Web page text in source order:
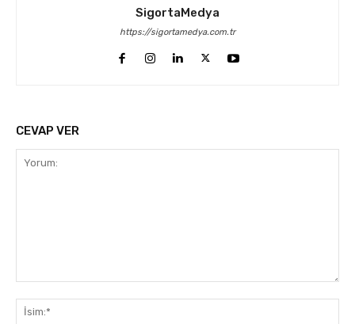
SigortaMedya
https://sigortamedya.com.tr
CEVAP VER